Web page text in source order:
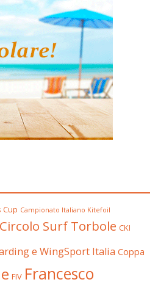
Cup Campionato Italiano Kitefoil
Circolo Surf Torbole CKI
e WingSport Italia Coppa
FIV Francesco